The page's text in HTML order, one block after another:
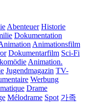
Abenteuer Historie
Dokumentation
Animationsfilm
Dokumentarfilm Sci-Fi
Animation.
Jugendmagazin TV-
Werbung
Drame
Mélodrame Spot 가족